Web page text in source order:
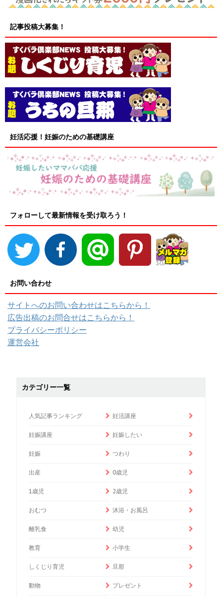
記事投稿大募集！
妊活応援！妊娠のための基礎講座
フォローして最新情報を受け取ろう！
お問い合わせ
サイトへのお問い合わせはこちらから！
広告出稿のお問合せはこちらから！
プライバシーポリシー
運営会社
カテゴリー一覧
人気記事ランキング 妊活講座
妊娠講座 妊娠したい
妊娠 つわり
出産 0歳児
1歳児 2歳児
おむつ 沐浴・お風呂
離乳食 幼児
教育 小学生
しくじり育児 旦那
動物 プレゼント